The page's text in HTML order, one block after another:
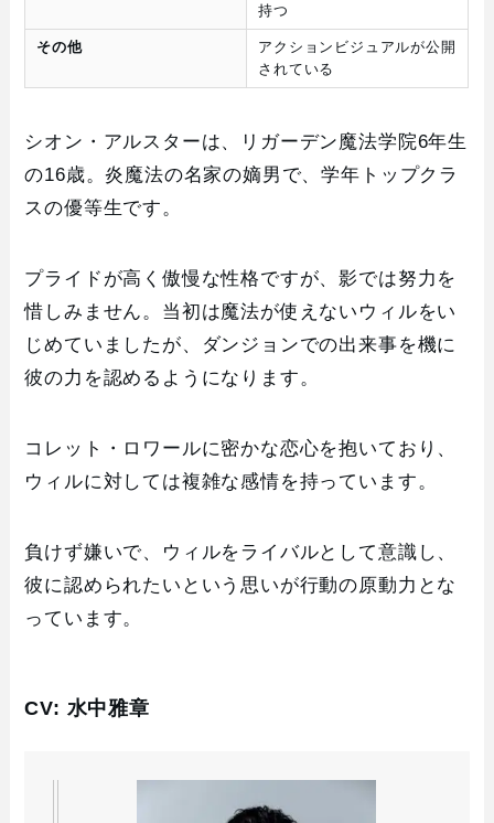
持つ
その他
アクションビジュアルが公開
されている
シオン・アルスターは、リガーデン魔法学院6年生
の16歳。炎魔法の名家の嫡男で、学年トップクラ
スの優等生です。
プライドが高く傲慢な性格ですが、影では努力を
惜しみません。当初は魔法が使えないウィルをい
じめていましたが、ダンジョンでの出来事を機に
彼の力を認めるようになります。
コレット・ロワールに密かな恋心を抱いており、
ウィルに対しては複雑な感情を持っています。
負けず嫌いで、ウィルをライバルとして意識し、
彼に認められたいという思いが行動の原動力とな
っています。
CV: 水中雅章